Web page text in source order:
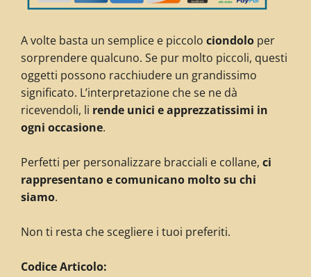
A volte basta un semplice e piccolo ciondolo per
sorprendere qualcuno. Se pur molto piccoli, questi
oggetti possono racchiudere un grandissimo
significato. L’interpretazione che se ne dà
ricevendoli, li rende unici e apprezzatissimi in
ogni occasione.
Perfetti per personalizzare bracciali e collane, ci
rappresentano e comunicano molto su chi
siamo.
Non ti resta che scegliere i tuoi preferiti.
Codice Articolo: